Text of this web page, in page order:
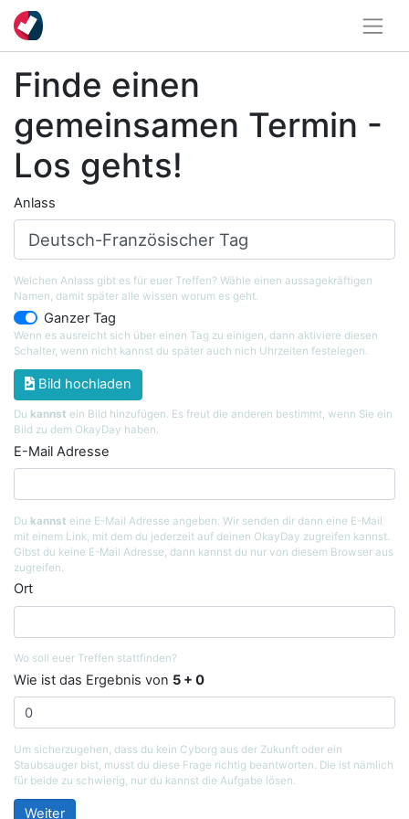
Finde einen
gemeinsamen Termin -
Los gehts!
Anlass
Welchen Anlass gibt es für euer Treffen? Wähle einen aussagekräftigen
Namen, damit später alle wissen worum es geht.
Ganzer Tag
Wenn es ausreicht sich über einen Tag zu einigen, dann aktiviere diesen
Schalter, wenn nicht kannst du später auch nich Uhrzeiten festelegen.
Bild hochladen
Du kannst ein Bild hinzufügen. Es freut die anderen bestimmt, wenn Sie ein
Bild zu dem OkayDay haben.
E-Mail Adresse
Du kannst eine E-Mail Adresse angeben. Wir senden dir dann eine E-Mail
mit einem Link, mit dem du jederzeit auf deinen OkayDay zugreifen kannst.
Gibst du keine E-Mail Adresse, dann kannst du nur von diesem Browser aus
zugreifen.
Ort
Wo soll euer Treffen stattfinden?
Wie ist das Ergebnis von 5 + 0
Um sicherzugehen, dass du kein Cyborg aus der Zukunft oder ein
Staubsauger bist, musst du diese Frage richtig beantworten. Die ist nämlich
für beide zu schwierig, nur du kannst die Aufgabe lösen.
Weiter